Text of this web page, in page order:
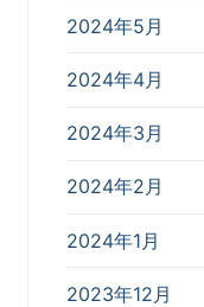
2024年5月
2024年4月
2024年3月
2024年2月
2024年1月
2023年12月